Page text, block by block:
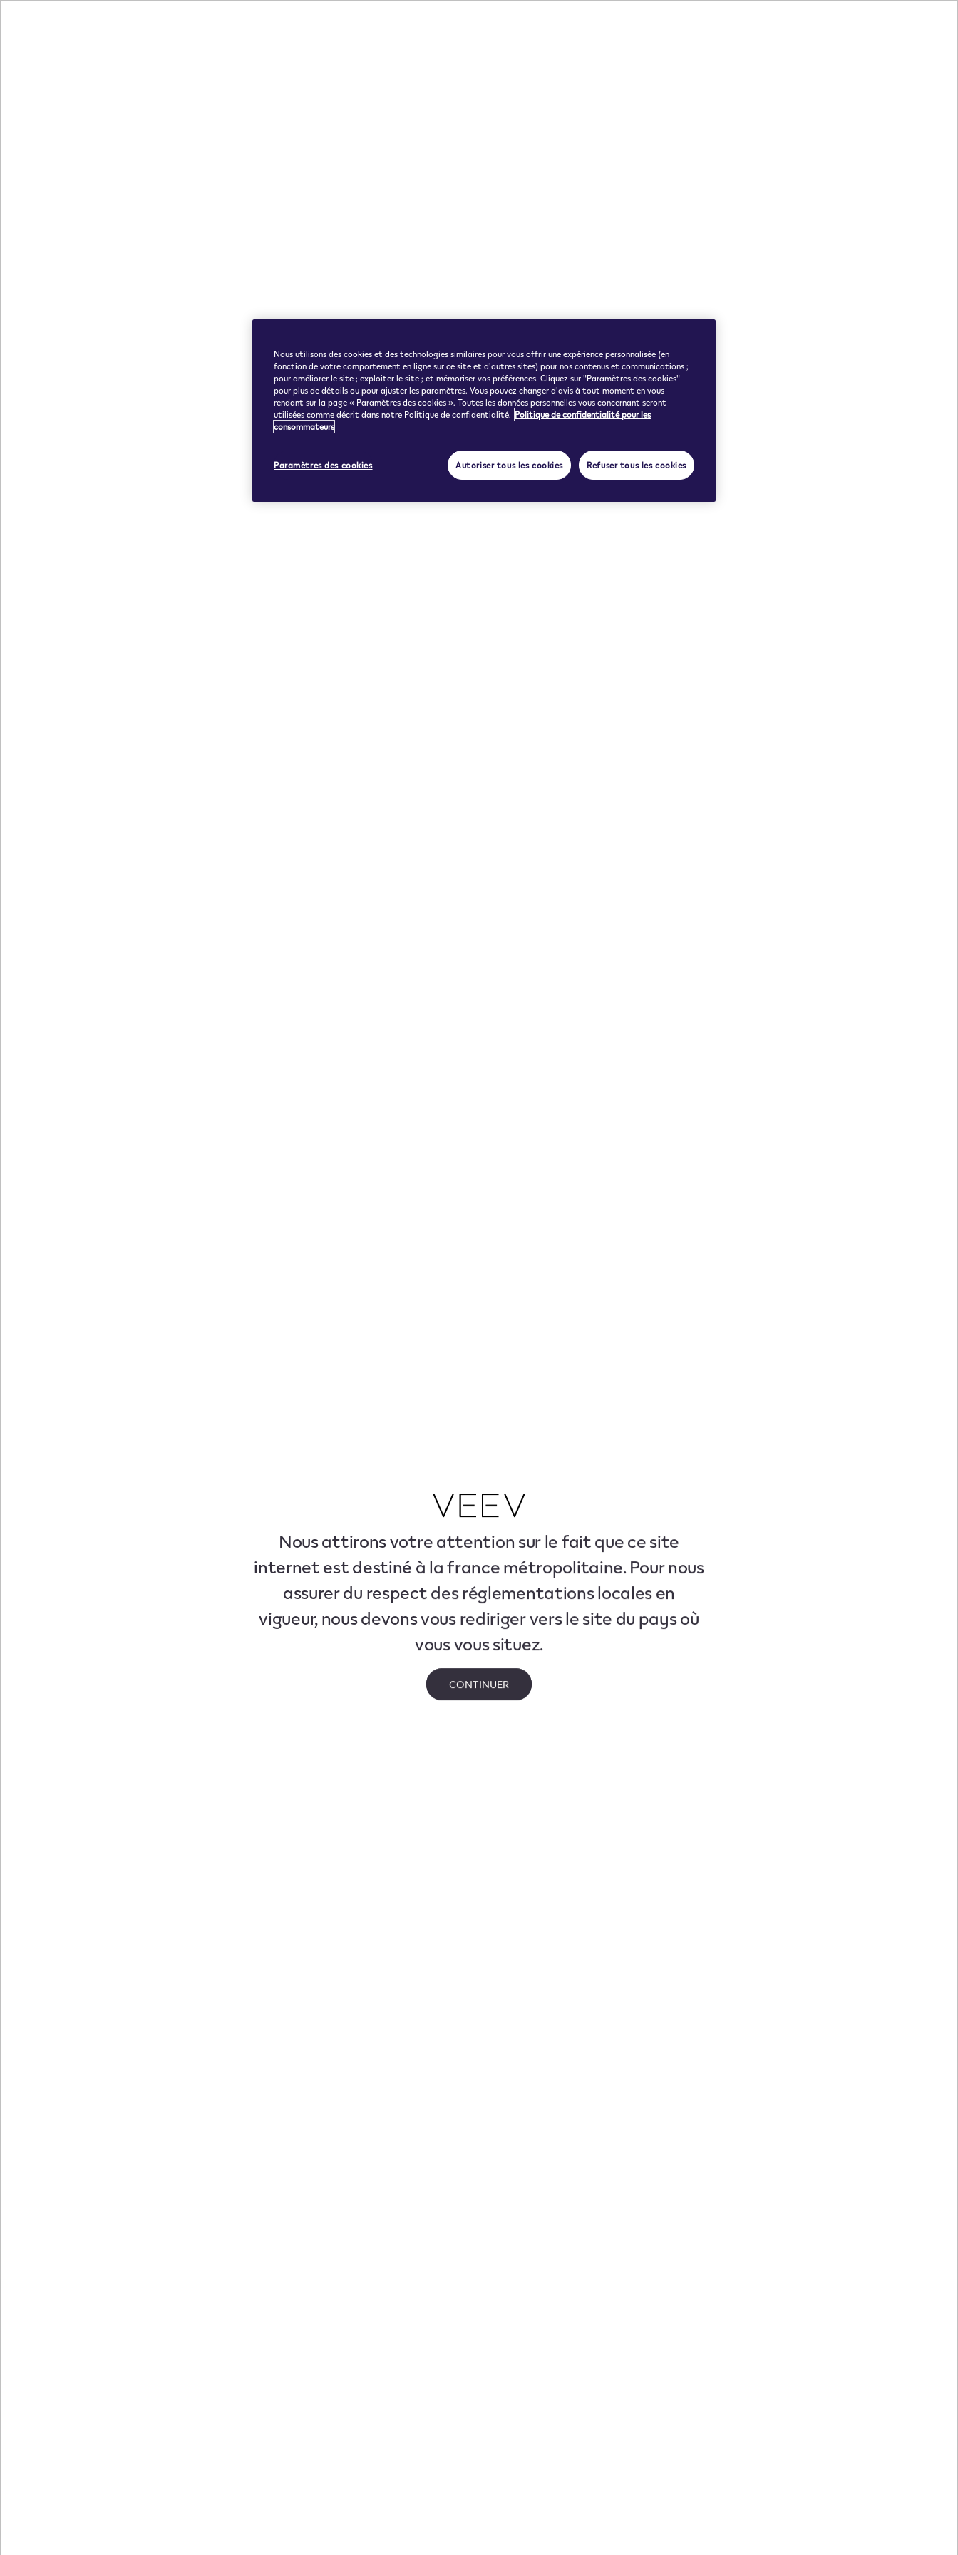
Nous attirons votre attention sur le fait que ce site
internet est destiné à la france métropolitaine. Pour nous
assurer du respect des réglementations locales en
vigueur, nous devons vous rediriger vers le site du pays où
vous vous situez.
CONTINUER
Nous utilisons des cookies et des technologies similaires pour vous offrir une expérience personnalisée (en
fonction de votre comportement en ligne sur ce site et d'autres sites) pour nos contenus et communications ;
pour améliorer le site ; exploiter le site ; et mémoriser vos préférences. Cliquez sur "Paramètres des cookies"
pour plus de détails ou pour ajuster les paramètres. Vous pouvez changer d'avis à tout moment en vous
rendant sur la page « Paramètres des cookies ». Toutes les données personnelles vous concernant seront
utilisées comme décrit dans notre Politique de confidentialité. Politique de confidentialité pour les
consommateurs
Paramètres des cookies Autoriser tous les cookies Refuser tous les cookies